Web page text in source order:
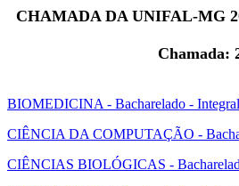
CHAMADA DA UNIFAL-MG
Chamada:
BIOMEDICINA - Bacharelado - Integral
CIÊNCIA DA COMPUTAÇÃO -
CIÊNCIAS BIOLÓGICAS -